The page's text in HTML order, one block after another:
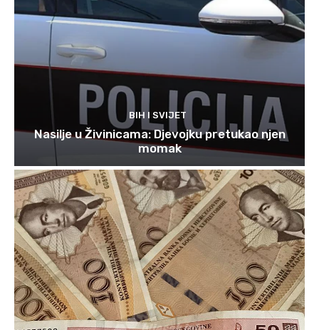
BIH I SVIJET
Nasilje u Živinicama: Djevojku pretukao njen
momak